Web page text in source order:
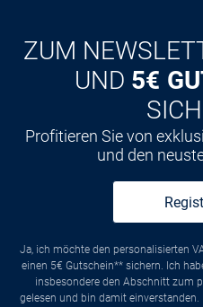
Kauf auf
ZUM
UND 5€
Profitieren Sie von
und den
Ja, ich möchte den personalisierten
einen 5€ Gutschein** sichern. Ich
insbesondere den Abschnitt zum
gelesen und bin damit einverstanden.